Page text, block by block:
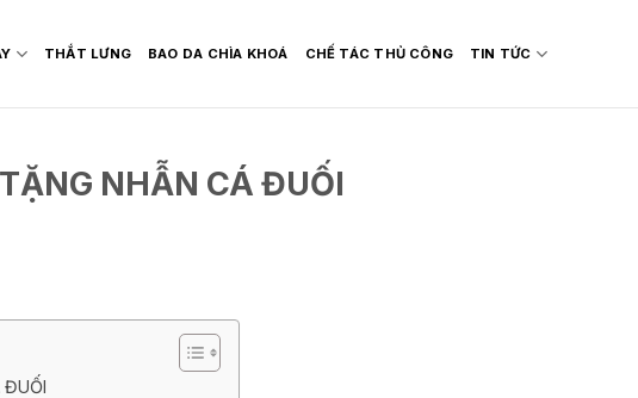
THẮT LƯNG BAO DA CHÌA KHOÁ CHẾ TÁC THỦ CÔNG TIN TỨC
NHẪN CÁ ĐUỐI
ĐUỐI